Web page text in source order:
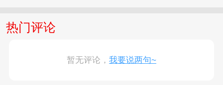
热门评论
暂无评论， 我要说两句~